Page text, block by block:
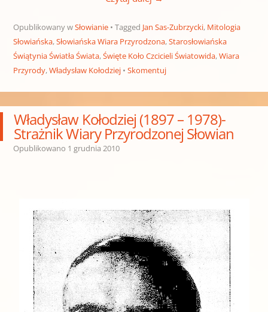
Opublikowany wSłowianie Tagged Jan Sas-Zubrzycki, Mitologia
Słowiańska,Słowiańska Wiara Przyrodzona,Starosłowiańska
Świątynia Światła Świata,Święte Koło Czcicieli Światowida,Wiara
Przyrody,Władysław Kołodziej Skomentuj
Władysław Kołodziej (1897 – 1978)-
Strażnik Wiary Przyrodzonej Słowian
Opublikowano 1 grudnia 2010